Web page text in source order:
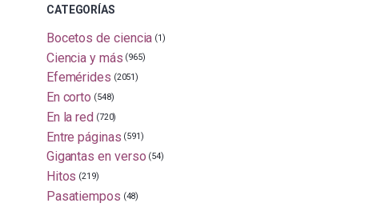
CATEGORÍAS
Bocetos de ciencia (1)
Ciencia y más (965)
Efemérides (2051)
En corto (548)
En la red (720)
Entre páginas (591)
Gigantas en verso (54)
Hitos (219)
Pasatiempos (48)